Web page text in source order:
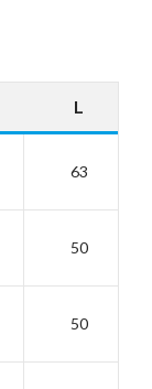
L
63
50
50